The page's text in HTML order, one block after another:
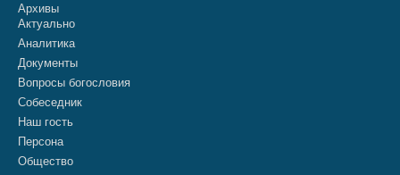
Архивы
Актуально
Аналитика
Документы
Вопросы богословия
Собеседник
Наш гость
Персона
Общество